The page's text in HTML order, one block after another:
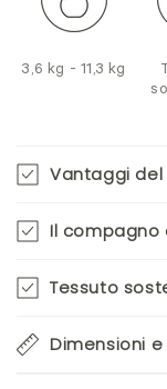
3,6 kg - 11,3 kg
Vantaggi
Il compagno
Tessuto
Dimensioni